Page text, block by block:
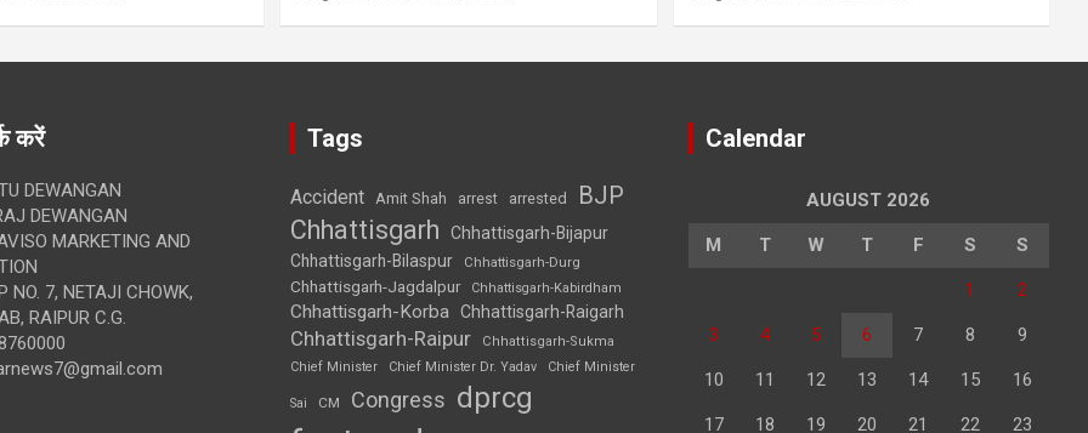
करें
DEWANGAN
DEWANGAN
MARKETING AND
NO. 7, NETAJI CHOWK,
RAIPUR C.G.
Tags
Accident Amit Shah arrest arrested BJP
Chhattisgarh
Chhattisgarh-Bijapur
Chhattisgarh-Bilaspur
Chhattisgarh-Durg
Chhattisgarh-Jagdalpur Chhattisgarh-Kabirdham
Chhattisgarh-Korba Chhattisgarh-Raigarh
Chhattisgarh-Raipur
Chhattisgarh-Sukma
Chief Minister
Chief Minister Dr. Yadav Chief Minister
Sai CM Congress dprcg
Calendar
AUGUST 2026
M T W T F S S
1 2
3 4 5 6 7 8 9
10 11 12 13 14 15 16
17 18 19 20 21 22 23